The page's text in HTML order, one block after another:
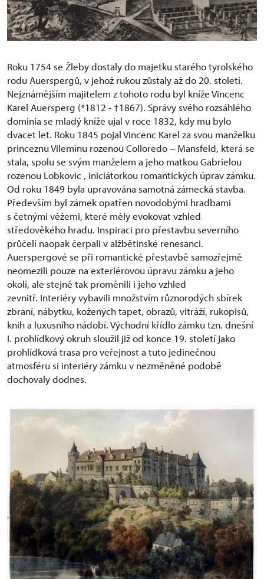
Roku 1754 se Žleby dostaly do majetku starého tyrolského
rodu Auerspergů, v jehož rukou zůstaly až do 20. století.
Nejznámějším majitelem z tohoto rodu byl kníže Vincenc
Karel Auersperg (*1812 - †1867). Správy svého rozsáhlého
dominia se mladý kníže ujal v roce 1832, kdy mu bylo
dvacet let. Roku 1845 pojal Vincenc Karel za svou manželku
princeznu Vilemínu rozenou Colloredo ‒ Mansfeld, která se
stala, spolu se svým manželem a jeho matkou Gabrielou
rozenou Lobkovic , iniciátorkou romantických úprav zámku.
Od roku 1849 byla upravována samotná zámecká stavba.
Především byl zámek opatřen novodobými hradbami
s četnými věžemi, které měly evokovat vzhled
středověkého hradu. Inspiraci pro přestavbu severního
průčelí naopak čerpali v alžbětinské renesanci.
Auerspergové se při romantické přestavbě samozřejmě
neomezili pouze na exteriérovou úpravu zámku a jeho
okolí, ale stejně tak proměnili i jeho vzhled
zevnitř. Interiéry vybavili množstvím různorodých sbírek
zbraní, nábytku, kožených tapet, obrazů, vitráží, rukopisů,
knih a luxusního nádobí. Východní křídlo zámku tzn. dnešní
I. prohlídkový okruh sloužil již od konce 19. století jako
prohlídková trasa pro veřejnost a tuto jedinečnou
atmosféru si interiéry zámku v nezměněné podobě
dochovaly dodnes.